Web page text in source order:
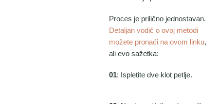
Proces je prilično jednostavan.
Detaljan vodič o ovoj metodi
možete pronaći na ovom linku,
ali evo sažetka:
01: Ispletite dve klot petlje.